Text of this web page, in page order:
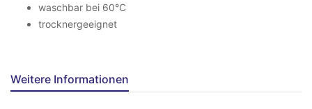
waschbar bei 60°C
trocknergeeignet
Weitere Informationen